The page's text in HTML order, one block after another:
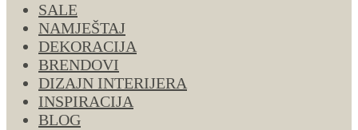
SALE
NAMJEŠTAJ
DEKORACIJA
BRENDOVI
DIZAJN INTERIJERA
INSPIRACIJA
BLOG